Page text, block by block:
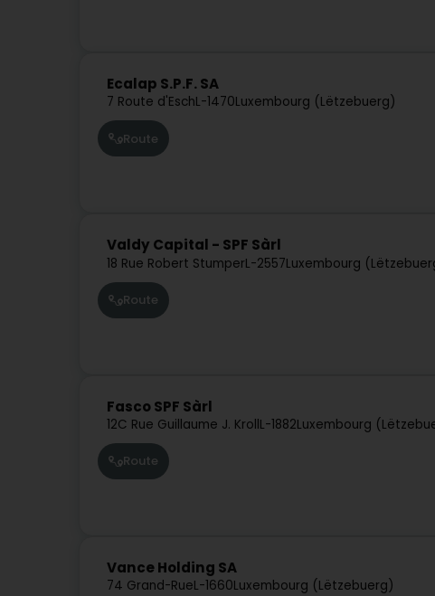
Ecalap S.P.F. SA
7 Route d'EschL-1470Luxembourg (Lëtzebuerg)
Route
Valdy Capital - SPF Sàrl
18 Rue Robert StumperL-2557Luxembourg
Route
Fasco SPF Sàrl
12C Rue Guillaume J. KrollL-1882Luxembourg
Route
Vance Holding SA
74 Grand-RueL-1660Luxembourg (Lëtzebuerg)